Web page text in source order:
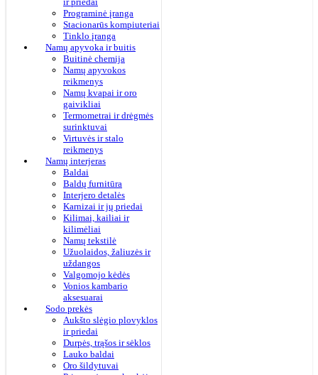
Programinė įranga
Stacionarūs kompiuteriai
Tinklo įranga
Namų apyvoka ir buitis
Buitinė chemija
Namų apyvokos
reikmenys
Namų kvapai ir oro
gaivikliai
Termometrai ir drėgmės
surinktuvai
Virtuvės ir stalo
reikmenys
Namų interjeras
Baldai
Baldų furnitūra
Interjero detalės
Karnizai ir jų priedai
Kilimai, kailiai ir
kilimėliai
Namų tekstilė
Užuolaidos, žaliuzės ir
uždangos
Valgomojo kėdės
Vonios kambario
aksesuarai
Sodo prekės
Aukšto slėgio plovyklos
ir priedai
Durpės, trąšos ir sėklos
Lauko baldai
Oro šildytuvai